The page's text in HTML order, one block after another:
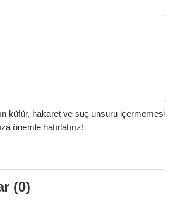
küfür, hakaret ve suç unsuru içermemesi
önemle hatırlatırız!
(0)